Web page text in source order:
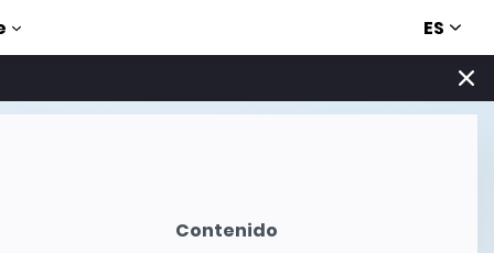
ES
Contenido